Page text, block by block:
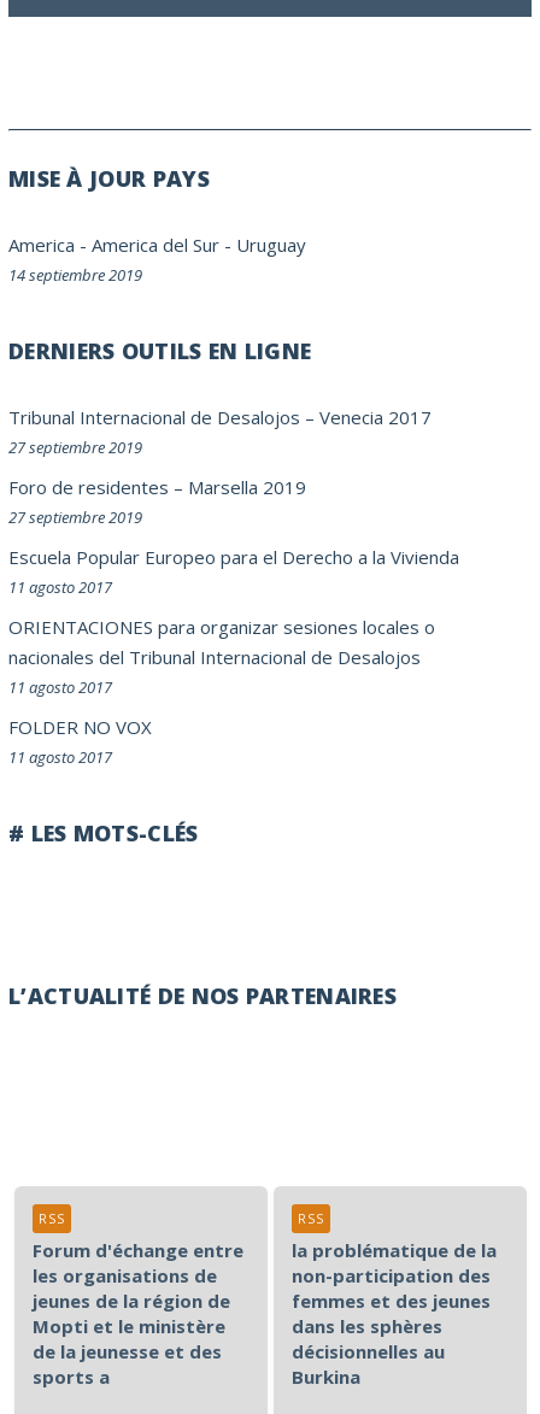
MISE À JOUR PAYS
America - America del Sur - Uruguay
14 septiembre 2019
DERNIERS OUTILS EN LIGNE
Tribunal Internacional de Desalojos – Venecia 2017
27 septiembre 2019
Foro de residentes – Marsella 2019
27 septiembre 2019
Escuela Popular Europeo para el Derecho a la Vivienda
11 agosto 2017
ORIENTACIONES para organizar sesiones locales o
nacionales del Tribunal Internacional de Desalojos
11 agosto 2017
FOLDER NO VOX
11 agosto 2017
# LES MOTS-CLÉS
L’ACTUALITÉ DE NOS PARTENAIRES
Forum d'échange entre
les organisations de
jeunes de la région de
Mopti et le ministère
de la jeunesse et des
sports a
RSS
la problématique de la
non-participation des
femmes et des jeunes
dans les sphères
décisionnelles au
Burkina
RSS